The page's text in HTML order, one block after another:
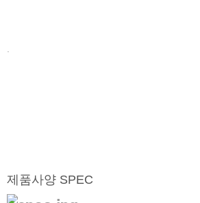
제품사양 SPEC